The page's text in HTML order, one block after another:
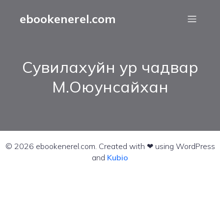
ebookenerel.com
Сувилахуйн ур чадвар
М.Оюунсайхан
© 2026 ebookenerel.com. Created with ❤ using WordPress
and Kubio